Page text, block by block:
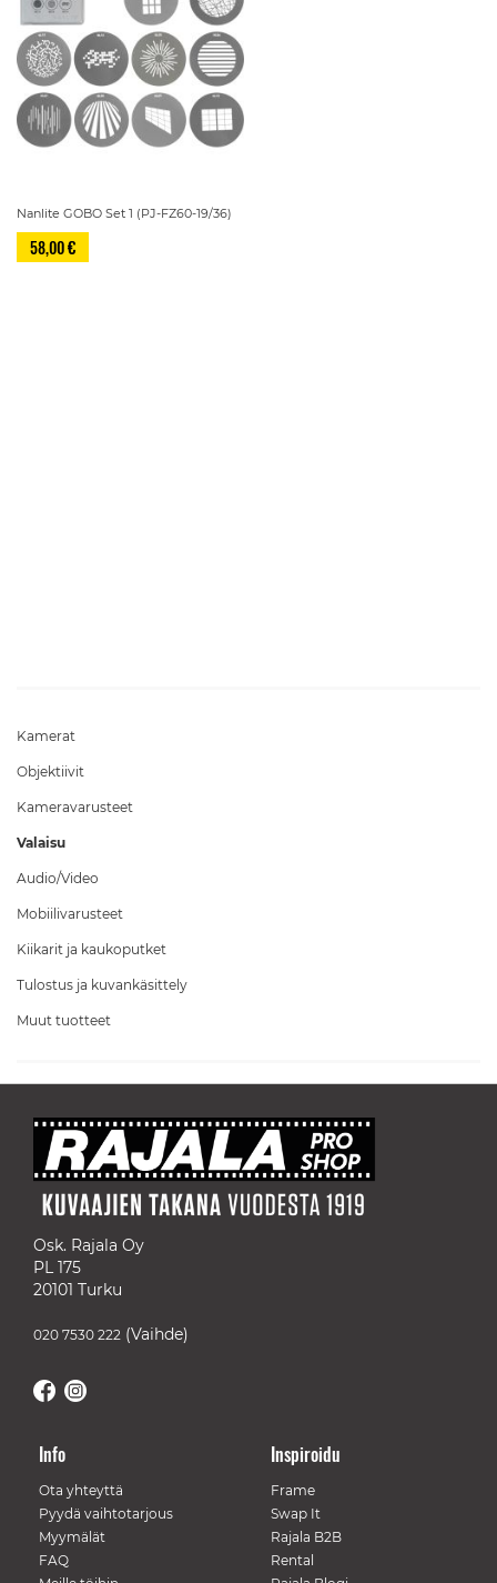
Nanlite GOBO Set 1 (PJ-FZ60-19/36)
58,00 €
Kamerat
Objektiivit
Kameravarusteet
Valaisu
Audio/Video
Mobiilivarusteet
Kiikarit ja kaukoputket
Tulostus ja kuvankäsittely
Muut tuotteet
Osk. Rajala Oy
PL 175
20101 Turku
020 7530 222 (Vaihde)
Info
Ota yhteyttä
Pyydä vaihtotarjous
Myymälät
FAQ
Inspiroidu
Frame
Swap It
Rajala B2B
Rental